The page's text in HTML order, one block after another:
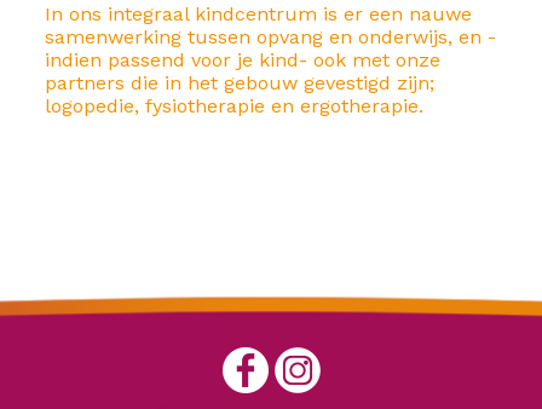
In ons integraal kindcentrum is er een nauwe
samenwerking tussen opvang en onderwijs, en -
indien passend voor je kind- ook met onze
partners die in het gebouw gevestigd zijn;
logopedie, fysiotherapie en ergotherapie.